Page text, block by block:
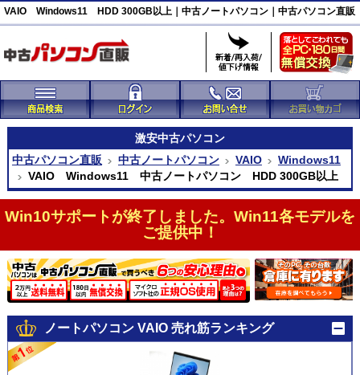
VAIO Windows11 HDD 300GB以上｜中古ノートパソコン｜中古パソコン直販
激安中古パソコン
中古パソコン直販
中古ノートパソコン VAIO
Windows11
VAIO Windows11 中古ノートパソコン HDD 300GB以上
Win10サポートが終了しました。Win11各モデルを
ご提供中！
ノートパソコン VAIO 売れ筋ランキング